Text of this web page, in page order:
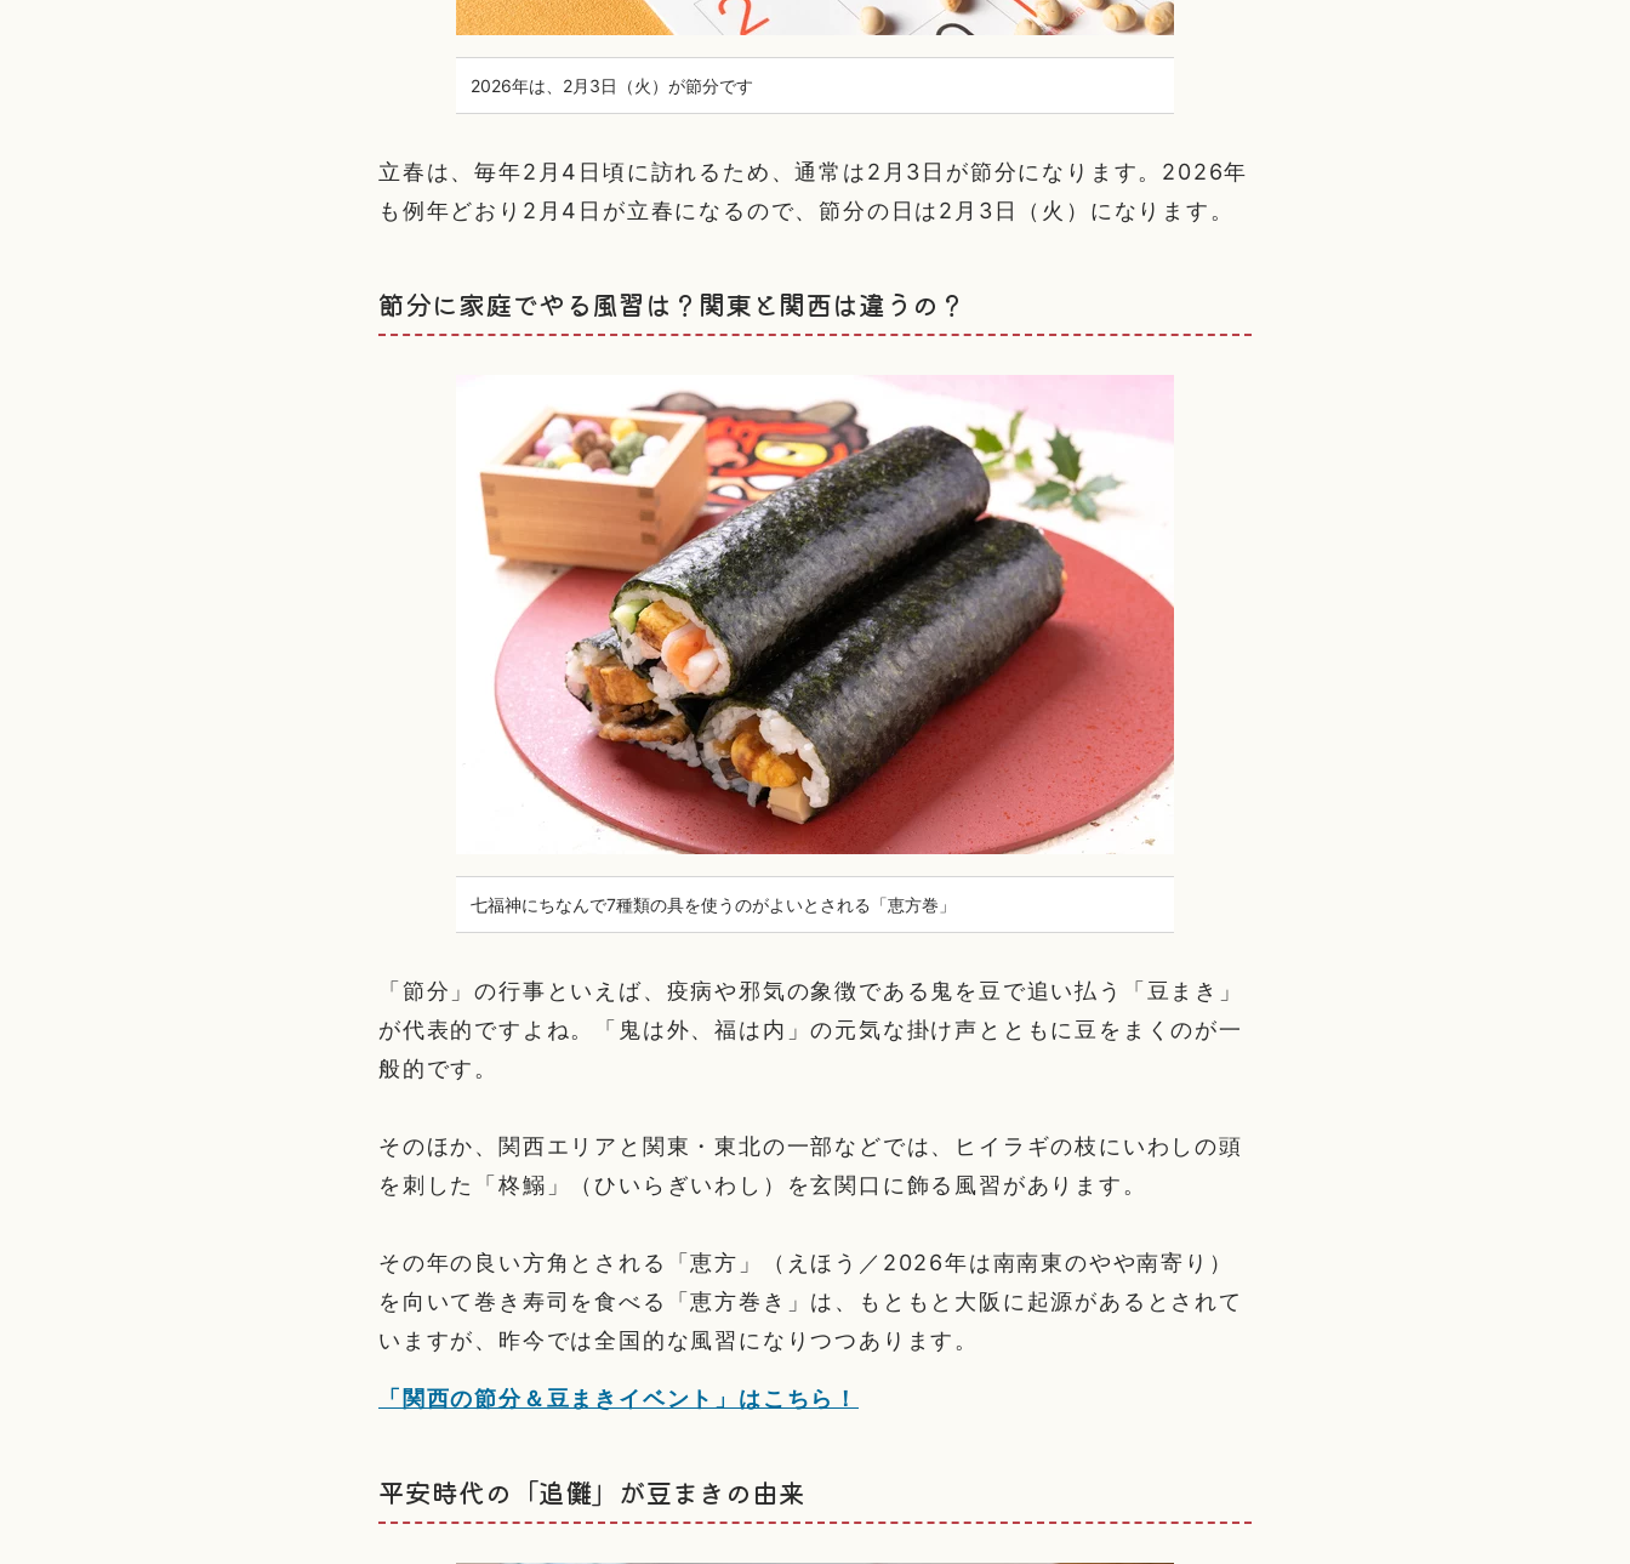
2026年は、2月3日（火）が節分です
立春は、毎年2月4日頃に訪れるため、通常は2月3日が節分になります。2026年
も例年どおり2月4日が立春になるので、節分の日は2月3日（火）になります。
節分に家庭でやる風習は？関東と関西は違うの？
七福神にちなんで7種類の具を使うのがよいとされる「恵方巻」
「節分」の行事といえば、疫病や邪気の象徴である鬼を豆で追い払う「豆まき」
が代表的ですよね。「鬼は外、福は内」の元気な掛け声とともに豆をまくのが一
般的です。
そのほか、関西エリアと関東・東北の一部などでは、ヒイラギの枝にいわしの頭
を刺した「柊鰯」（ひいらぎいわし）を玄関口に飾る風習があります。
その年の良い方角とされる「恵方」（えほう／2026年は南南東のやや南寄り）
を向いて巻き寿司を食べる「恵方巻き」は、もともと大阪に起源があるとされて
いますが、昨今では全国的な風習になりつつあります。
「関西の節分＆豆まきイベント」はこちら！
平安時代の「追儺」が豆まきの由来